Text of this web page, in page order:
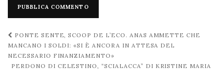
Navigazione
post
PONTE SENTE, SCOOP DE L’ECO. ANAS AMMETTE CHE
MANCANO I SOLDI: «SI È ANCORA IN ATTESA DEL
NECESSARIO FINANZIAMENTO»
PERDONO DI CELESTINO, “SCIALACCA” DI KRISTINE MARIA